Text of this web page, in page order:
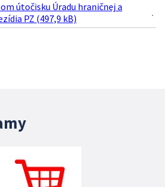
útočisku Úradu hraničnej a
PZ (497,9 kB)